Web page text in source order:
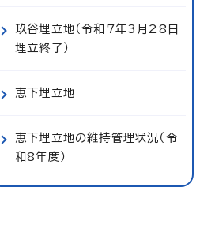
玖谷埋立地（令和7年3月28日
埋立終了）
恵下埋立地
恵下埋立地の維持管理状況（令
和8年度）